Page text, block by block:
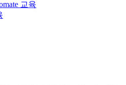
교육